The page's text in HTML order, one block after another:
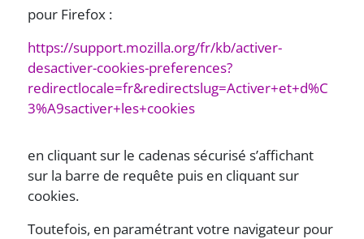
pour Firefox :
https://support.mozilla.org/fr/kb/activer-
desactiver-cookies-preferences?
redirectlocale=fr&redirectslug=Activer+et+d%C
3%A9sactiver+les+cookies
en cliquant sur le cadenas sécurisé s’affichant
sur la barre de requête puis en cliquant sur
cookies.
Toutefois, en paramétrant votre navigateur pour